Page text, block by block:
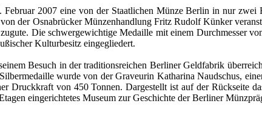
2007 eine von der Staatlichen Münze Berlin in nur zwei
der Osnabrücker Münzenhandlung Fritz Rudolf Künker
Die schwergewichtige Medaille mit einem Durchmesser
Kulturbesitz eingegliedert.
Besuch in der traditionsreichen Berliner Geldfabrik
wurde von der Graveurin Katharina Naudschus,
Druckkraft von 450 Tonnen. Dargestellt ist auf der Rückseite
eingerichtetes Museum zur Geschichte der Berliner